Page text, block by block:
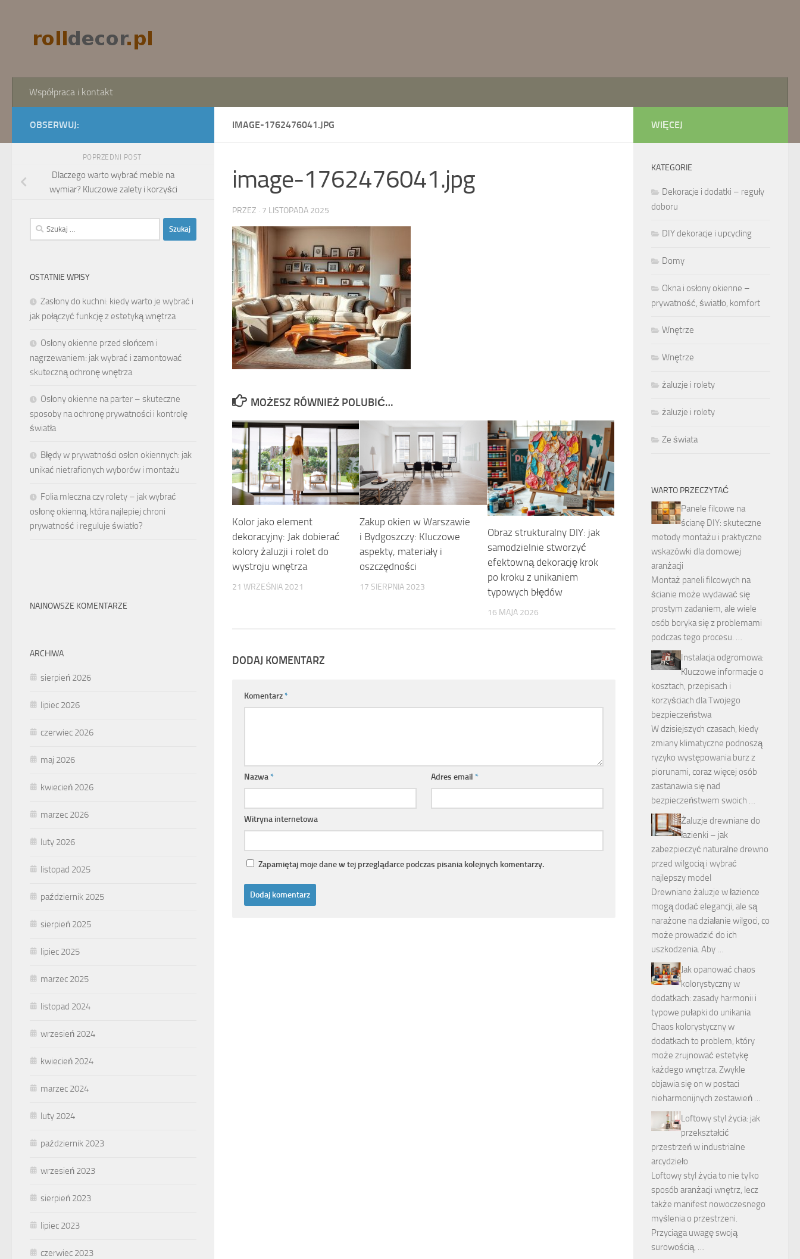
Współpraca i kontakt
IMAGE-1762476041.JPG
image-1762476041.jpg
PRZEZ · 7 LISTOPADA 2025
MOŻESZ RÓWNIEŻ POLUBIĆ…
Kolor jako element
dekoracyjny: Jak dobierać
kolory żaluzji i rolet do
wystroju wnętrza
21 WRZEŚNIA 2021
Zakup okien w Warszawie
i Bydgoszczy: Kluczowe
aspekty, materiały i
oszczędności
17 SIERPNIA 2023
Obraz strukturalny DIY: jak
samodzielnie stworzyć
efektowną dekorację krok
po kroku z unikaniem
typowych błędów
16 MAJA 2026
DODAJ KOMENTARZ
Komentarz*
Nazwa* Adres email*
Witryna internetowa
Zapamiętaj moje dane w tej przeglądarce podczas pisania kolejnych komentarzy.
OBSERWUJ:
POPRZEDNI POST
Dlaczego warto wybrać meble na
wymiar? Kluczowe zalety i korzyści
Szukaj:
OSTATNIE WPISY
Zasłony do kuchni: kiedy warto je wybrać i
jak połączyć funkcję z estetyką wnętrza
Osłony okienne przed słońcem i
nagrzewaniem: jak wybrać i zamontować
skuteczną ochronę wnętrza
Osłony okienne na parter – skuteczne
sposoby na ochronę prywatności i kontrolę
światła
Błędy w prywatności osłon okiennych: jak
unikać nietrafionych wyborów i montażu
Folia mleczna czy rolety – jak wybrać
osłonę okienną, która najlepiej chroni
prywatność i reguluje światło?
NAJNOWSZE KOMENTARZE
ARCHIWA
sierpień 2026
lipiec 2026
czerwiec 2026
maj 2026
kwiecień 2026
marzec 2026
luty 2026
listopad 2025
październik 2025
sierpień 2025
lipiec 2025
marzec 2025
listopad 2024
wrzesień 2024
kwiecień 2024
marzec 2024
luty 2024
październik 2023
wrzesień 2023
sierpień 2023
lipiec 2023
czerwiec 2023
WIĘCEJ
KATEGORIE
Dekoracje i dodatki – reguły
doboru
DIY dekoracje i upcycling
Domy
Okna i osłony okienne –
prywatność, światło, komfort
Wnętrze
Wnętrze
żaluzje i rolety
żaluzje i rolety
Ze świata
WARTO PRZECZYTAĆ
Panele filcowe na
ścianę DIY: skuteczne
metody montażu i praktyczne
wskazówki dla domowej
aranżacji
Montaż paneli filcowych na
ścianie może wydawać się
prostym zadaniem, ale wiele
osób boryka się z problemami
podczas tego procesu. …
Instalacja odgromowa:
Kluczowe informacje o
kosztach, przepisach i
korzyściach dla Twojego
bezpieczeństwa
W dzisiejszych czasach, kiedy
zmiany klimatyczne podnoszą
ryzyko występowania burz z
piorunami, coraz więcej osób
zastanawia się nad
bezpieczeństwem swoich …
Żaluzje drewniane do
łazienki – jak
zabezpieczyć naturalne drewno
przed wilgocią i wybrać
najlepszy model
Drewniane żaluzje w łazience
mogą dodać elegancji, ale są
narażone na działanie wilgoci, co
może prowadzić do ich
uszkodzenia. Aby …
Jak opanować chaos
kolorystyczny w
dodatkach: zasady harmonii i
typowe pułapki do unikania
Chaos kolorystyczny w
dodatkach to problem, który
może zrujnować estetykę
każdego wnętrza. Zwykle
objawia się on w postaci
nieharmonijnych zestawień …
Loftowy styl życia: jak
przekształcić
przestrzeń w industrialne
arcydzieło
Loftowy styl życia to nie tylko
sposób aranżacji wnętrz, lecz
także manifest nowoczesnego
myślenia o przestrzeni.
Przyciąga uwagę swoją
surowością, …